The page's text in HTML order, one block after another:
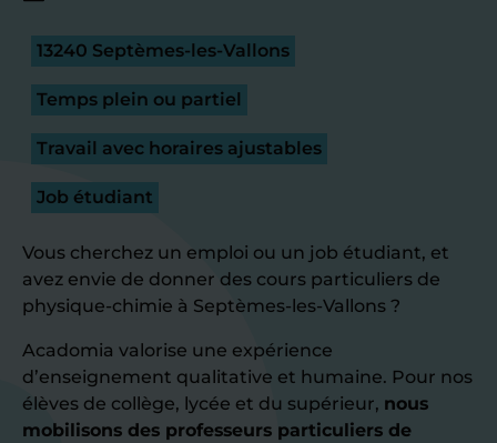
13240 Septèmes-les-Vallons
Temps plein ou partiel
Travail avec horaires ajustables
Job étudiant
Vous cherchez un emploi ou un job étudiant, et
avez envie de donner des cours particuliers de
physique-chimie à Septèmes-les-Vallons ?
Acadomia valorise une expérience
d’enseignement qualitative et humaine. Pour nos
élèves de collège, lycée et du supérieur, nous
mobilisons des professeurs particuliers de